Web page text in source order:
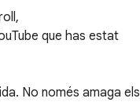
que has estat
No només amaga els